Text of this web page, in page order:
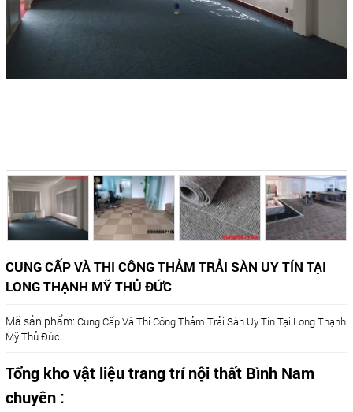
CUNG CẤP VÀ THI CÔNG THẢM TRẢI SÀN UY TÍN TẠI
LONG THẠNH MỸ THỦ ĐỨC
Mã sản phẩm: Cung Cấp Và Thi Công Thảm Trải Sàn Uy Tín Tại Long Thạnh
Mỹ Thủ Đức
Tổng kho vật liệu trang trí nội thất Bình Nam
chuyên :